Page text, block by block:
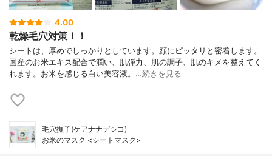
4.00
乾燥毛穴対策！！
シートは、厚めでしっかりとしています。顔にピッタリと密着します。
国産のお米エキス配合で潤い、肌弾力、肌の調子、肌のキメを整えてく
れます。お米を感じる白い美容液。…続きを見る
毛穴撫子(ケアナナデシコ)
お米のマスク <シートマスク>